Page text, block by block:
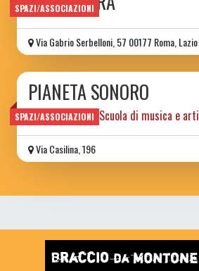
SPAZI/ASSOCIAZIONI
Via Gabrio Serbelloni, 57 00177 Roma, Lazio
SPAZI/ASSOCIAZIONI
PIANETA SONORO
Spazio sociale e Scuola di musica e arti
Via Casilina, 196